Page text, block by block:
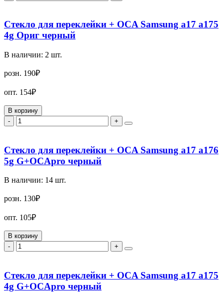
Стекло для переклейки + OCA Samsung a17 a175
4g Ориг черный
В наличии: 2 шт.
розн. 190₽
опт. 154₽
В корзину
-
+
Стекло для переклейки + OCA Samsung a17 a176
5g G+OCApro черный
В наличии: 14 шт.
розн. 130₽
опт. 105₽
В корзину
-
+
Стекло для переклейки + OCA Samsung a17 a175
4g G+OCApro черный